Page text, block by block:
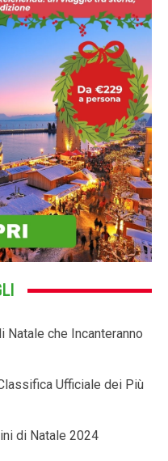
che Incanteranno
Ufficiale dei Più
di Natale 2024